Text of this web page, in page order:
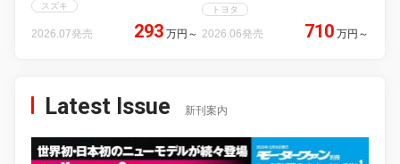
スズキ
2026.07発売 293 万円 ～
トヨタ
2026.06発売 710 万円 ～
Latest Issue 新刊案内